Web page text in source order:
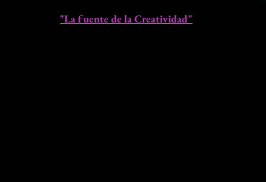
"La fuente de la Creatividad"